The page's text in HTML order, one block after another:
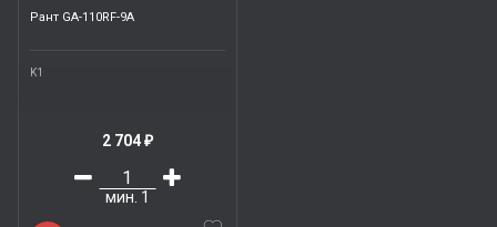
Рант GA-110RF-9A
K1
2 704 ₽
мин. 1